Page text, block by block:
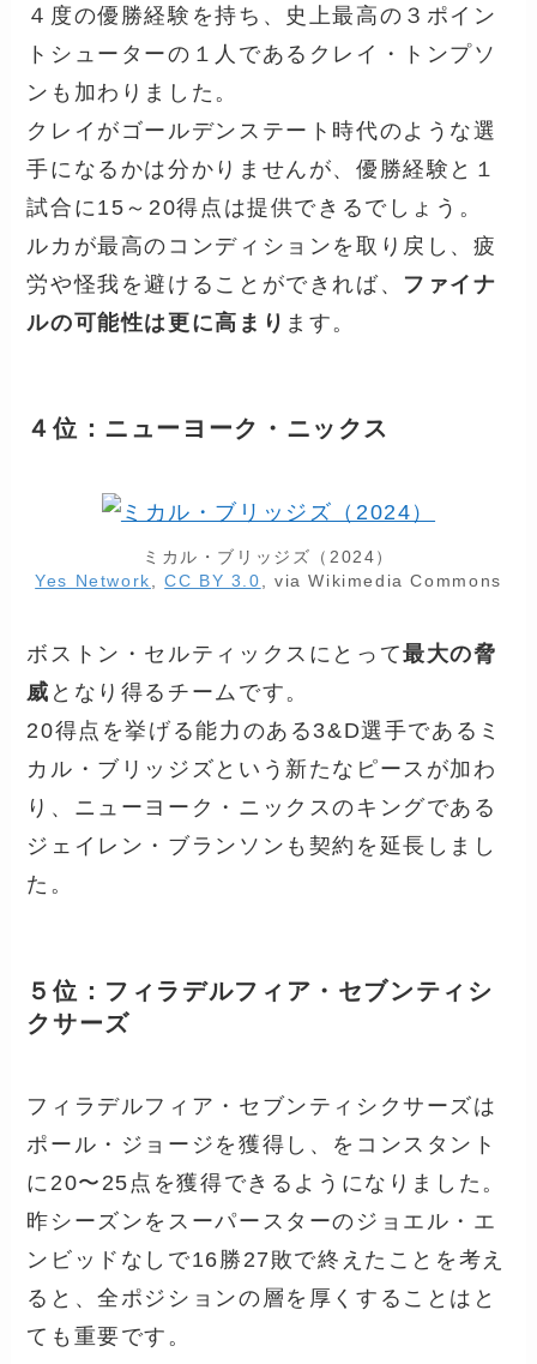
４度の優勝経験を持ち、史上最高の３ポイン
トシューターの１人であるクレイ・トンプソ
ンも加わりました。
クレイがゴールデンステート時代のような選
手になるかは分かりませんが、優勝経験と１
試合に15～20得点は提供できるでしょう。
ルカが最高のコンディションを取り戻し、疲
労や怪我を避けることができれば、 ファイナ
ルの可能性は更に高まり ます。
４位：ニューヨーク・ニックス
ミカル・ブリッジズ（2024）
Yes Network
,CC BY 3.0 , via Wikimedia Commons
ボストン・セルティックスにとって最大の脅
威 となり得るチームです。
20得点を挙げる能力のある3&D選手であるミ
カル・ブリッジズという新たなピースが加わ
り、ニューヨーク・ニックスのキングである
ジェイレン・ブランソンも契約を延長しまし
た。
５位：フィラデルフィア・セブンティシ
クサーズ
フィラデルフィア・セブンティシクサーズは
ポール・ジョージを獲得し、をコンスタント
に20〜25点を獲得できるようになりました。
昨シーズンをスーパースターのジョエル・エ
ンビッドなしで16勝27敗で終えたことを考え
ると、全ポジションの層を厚くすることはと
ても重要です。